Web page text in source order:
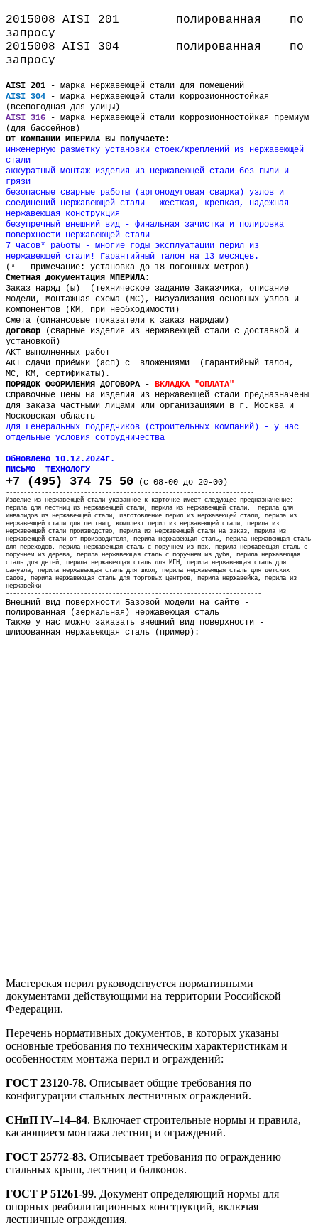
2015008 AISI 201 полированная
по
запросу
2015008
AISI 304 полированная
по
запросу
AISI 201 - марка нержавеющей стали для помещений
AISI 304 - марка нержавеющей стали коррозионностойкая
(всепогодная для улицы)
AISI 316 - марка нержавеющей стали коррозионностойкая премиум
(для бассейнов)
От компании МПЕРИЛА Вы получаете:
инженерную разметку установки стоек/креплений из нержавеющей
стали
аккуратный монтаж изделия из нержавеющей стали без пыли и
грязи
безопасные сварные работы (аргонодуговая сварка) узлов и
соединений нержавеющей стали - жесткая, крепкая, надежная
нержавеющая конструкция
безупречный внешний вид - финальная зачистка и полировка
поверхности нержавеющей стали
7 часов* работы - многие годы эксплуатации перил из
нержавеющей стали! Гарантийный талон на 13 месяцев.
(* - примечание: установка до 18 погонных метров)
Сметная документация МПЕРИЛА:
Заказ наряд (ы) (техническое задание Заказчика, описание
Модели, Монтажная схема (МС), Визуализация основных узлов и
компонентов (КМ, при необходимости)
Смета (финансовые показатели к заказ нарядам)
Договор
(сварные изделия из нержавеющей стали с доставкой и
установкой)
АКТ выполненных работ
АКТ сдачи приёмки (асп) с вложениями (гарантийный талон,
МС, КМ, сертификаты).
ПОРЯДОК ОФОРМЛЕНИЯ ДОГОВОРА - ВКЛАДКА "ОПЛАТА"
Справочные цены на изделия из нержавеющей стали предназначены
для заказа частными лицами или организациями в г. Москва и
Московская область
Для Генеральных подрядчиков (строительных компаний) - у нас
отдельные условия сотрудничества
------------------------------------------------------
Обновлено 10.12.2024г.
ПИСЬМО ТЕХНОЛОГУ
+7 (495) 374 75 50 (с 08-00 до 20-00)
----------------------------------------------------------------------
Изделие из нержавеющей стали указанное к карточке имеет следующее предназначение:
перила для лестниц из нержавеющей стали, перила из нержавеющей стали, перила для
инвалидов из нержавеющей стали, изготовление перил из нержавеющей стали, перила из
нержавеющей стали для лестниц, комплект перил из нержавеющей стали, перила из
нержавеющей стали производство, перила из нержавеющей стали на заказ, перила из
нержавеющей стали от производителя, перила нержавеющая сталь, перила нержавеющая сталь
для переходов, перила нержавеющая сталь с поручнем из пвх, перила нержавеющая сталь с
поручнем из дерева, перила нержавеющая сталь с поручнем из дуба, перила нержавеющая
сталь для детей, перила нержавеющая сталь для МГН, перила нержавеющая сталь для
санузла, перила нержавеющая сталь для школ, перила нержавеющая сталь для детских
садов, перила нержавеющая сталь для торговых центров, перила нержавейка, перила из
нержавейки
------------------------------------------------------------------------
Внешний вид поверхности Базовой модели на сайте -
полированная (зеркальная) нержавеющая сталь
Также у нас можно заказать внешний вид поверхности -
шлифованная нержавеющая сталь (пример):
Мастерская перил руководствуется нормативными
документами действующими на территории Российской
Федерации.
Перечень нормативных документов, в которых указаны
основные требования по техническим характеристикам и
особенностям монтажа перил и ограждений:
ГОСТ 23120-78. Описывает общие требования по
конфигурации стальных лестничных ограждений.
СНиП IV–14–84. Включает строительные нормы и правила,
касающиеся монтажа лестниц и ограждений.
ГОСТ 25772-83. Описывает требования по ограждению
стальных крыш, лестниц и балконов.
ГОСТ Р 51261-99. Документ определяющий нормы для
опорных реабилитационных конструкций, включая
лестничные ограждения.